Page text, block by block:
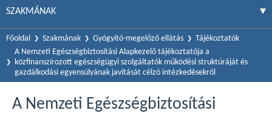
SZAKMÁNAK
Főoldal Szakmának Gyógyító-megelőző ellátás
Tájékoztatók
A Nemzeti Egészségbiztosítási Alapkezelő tájékoztatója a
közfinanszírozott egészségügyi szolgáltatók működési struktúráját és
gazdálkodási egyensúlyának javítását célzó intézkedésekről
A Nemzeti Egészségbiztosítási